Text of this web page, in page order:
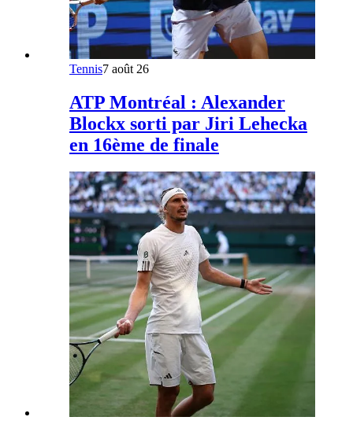
Tennis7 août 26
ATP Montréal : Alexander
Blockx sorti par Jiri Lehecka
en 16ème de finale